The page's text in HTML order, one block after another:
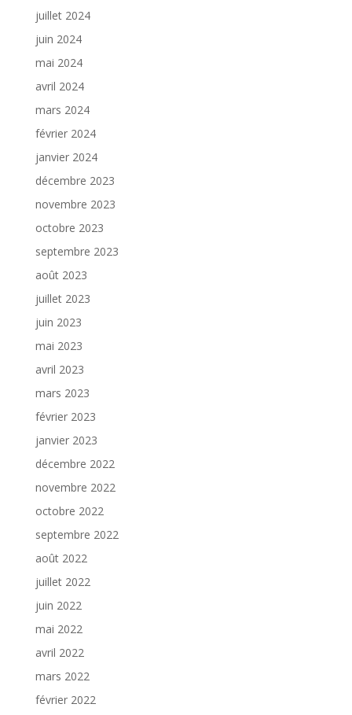
juillet 2024
juin 2024
mai 2024
avril 2024
mars 2024
février 2024
janvier 2024
décembre 2023
novembre 2023
octobre 2023
septembre 2023
août 2023
juillet 2023
juin 2023
mai 2023
avril 2023
mars 2023
février 2023
janvier 2023
décembre 2022
novembre 2022
octobre 2022
septembre 2022
août 2022
juillet 2022
juin 2022
mai 2022
avril 2022
mars 2022
février 2022